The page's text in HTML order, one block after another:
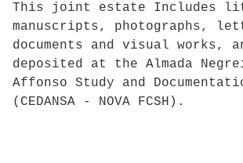
This joint estate Includes
manuscripts, photographs,
documents and visual works,
deposited at the Almada
Affonso Study and
(CEDANSA - NOVA FCSH).